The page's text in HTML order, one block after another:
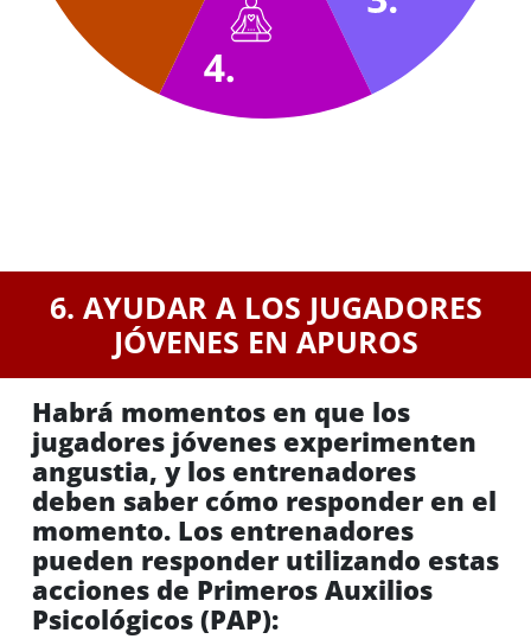
6. AYUDAR A LOS JUGADORES
JÓVENES EN APUROS
Habrá momentos en que los
jugadores jóvenes experimenten
angustia, y los entrenadores
deben saber cómo responder en el
momento. Los entrenadores
pueden responder utilizando estas
acciones de Primeros Auxilios
Psicológicos (PAP):